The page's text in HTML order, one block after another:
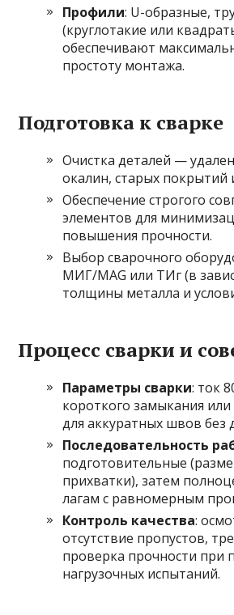
Профили: U-образные,
(круглотакие или
обеспечивают
простоту монтажа.
Подготовка к сварке
Очистка деталей —
окалин, старых покрытий
Обеспечение строгого
элементов для
повышения прочности.
Выбор сварочного
МИГ/MAG или ТИг (в
толщины металла и
Процесс сварки и
Параметры сварки: ток
короткого замыкания
для аккуратных швов без
Последовательность
подготовительные
прихватки), затем
лагам с равномерным
Контроль качества:
отсутствие пропустов,
проверка прочности при
нагрузочных испытаний.